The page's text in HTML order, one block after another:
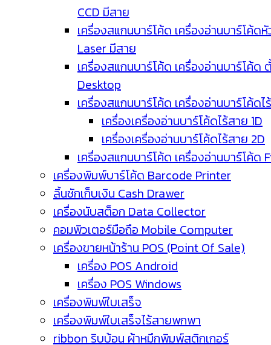
CCD มีสาย
เครื่องสแกนบาร์โค้ด เครื่องอ่านบาร์โค้ด
Laser มีสาย
เครื่องสแกนบาร์โค้ด เครื่องอ่านบาร์โค้ด
Desktop
เครื่องสแกนบาร์โค้ด เครื่องอ่านบาร์โค้ดไ
เครื่องเครื่องอ่านบาร์โค้ดไร้สาย 1D
เครื่องเครื่องอ่านบาร์โค้ดไร้สาย 2D
เครื่องสแกนบาร์โค้ด เครื่องอ่านบาร์โค้ด
เครื่องพิมพ์บาร์โค้ด Barcode Printer
ลิ้นชักเก็บเงิน Cash Drawer
เครื่องนับสต็อก Data Collector
คอมพิวเตอร์มือถือ Mobile Computer
เครื่องขายหน้าร้าน POS (Point Of Sale)
เครื่อง POS Android
เครื่อง POS Windows
เครื่องพิมพ์ใบเสร็จ
เครื่องพิมพ์ใบเสร็จไร้สายพกพา
ribbon ริบบ้อน ผ้าหมึกพิมพ์สติกเกอร์